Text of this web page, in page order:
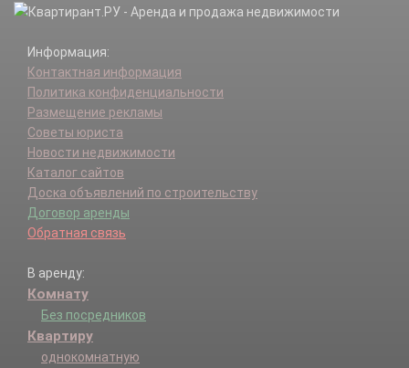
Информация:
Контактная информация
Политика конфиденциальности
Размещение рекламы
Советы юриста
Новости недвижимости
Каталог сайтов
Доска объявлений по строительству
Договор аренды
Обратная связь
В аренду:
Комнату
Без посредников
Квартиру
однокомнатную